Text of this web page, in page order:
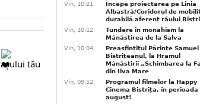
tău
Vin, 10:21
Începe proiectarea pe Linia
Albastră/Coridorul de
durabilă aferent râului
Vin, 10:12
Tundere în monahism la
Mănăstirea de la Salva
Vin, 10:04
Preasfințitul Părinte Samuel
Bistrițeanul, la Hramul
Mănăstirii „Schimbarea la
din Ilva Mare
Vin, 09:52
Programul filmelor la Happy
Cinema Bistrița, în perioada
august!